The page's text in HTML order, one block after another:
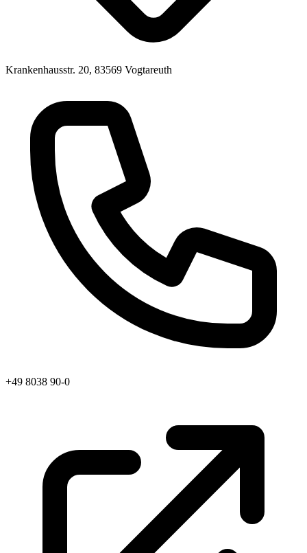
Krankenhausstr. 20, 83569 Vogtareuth
+49 8038 90-0